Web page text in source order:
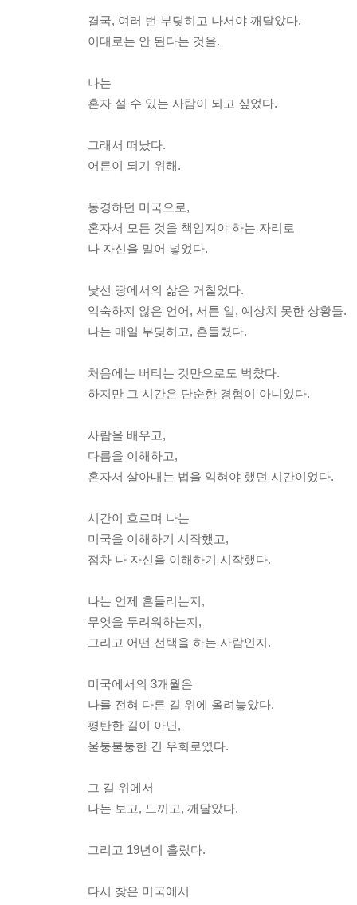
결국, 여러 번 부딪히고 나서야 깨달았다.
이대로는 안 된다는 것을.
나는
혼자 설 수 있는 사람이 되고 싶었다.
그래서 떠났다.
어른이 되기 위해.
동경하던 미국으로,
혼자서 모든 것을 책임져야 하는 자리로
나 자신을 밀어 넣었다.
낯선 땅에서의 삶은 거칠었다.
익숙하지 않은 언어, 서툰 일, 예상치 못한 상황들.
나는 매일 부딪히고, 흔들렸다.
처음에는 버티는 것만으로도 벅찼다.
하지만 그 시간은 단순한 경험이 아니었다.
사람을 배우고,
다름을 이해하고,
혼자서 살아내는 법을 익혀야 했던 시간이었다.
시간이 흐르며 나는
미국을 이해하기 시작했고,
점차 나 자신을 이해하기 시작했다.
나는 언제 흔들리는지,
무엇을 두려워하는지,
그리고 어떤 선택을 하는 사람인지.
미국에서의 3개월은
나를 전혀 다른 길 위에 올려놓았다.
평탄한 길이 아닌,
울퉁불퉁한 긴 우회로였다.
그 길 위에서
나는 보고, 느끼고, 깨달았다.
그리고 19년이 흘렀다.
다시 찾은 미국에서